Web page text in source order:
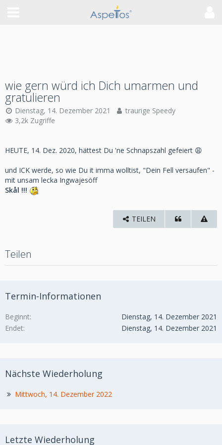
wie gern würd ich Dich umarmen und
gratulieren
Dienstag, 14. Dezember 2021
traurige Speedy
3,2k Zugriffe
HEUTE, 14. Dez. 2020, hättest Du 'ne Schnapszahl gefeiert 😩
und ICK werde, so wie Du it imma wolltist, "Dein Fell versaufen" -
mit unsam lecka Ingwajesöff
Skål !!!
TEILEN
Teilen
Termin-Informationen
Beginnt
Dienstag, 14. Dezember 2021
Endet
Dienstag, 14. Dezember 2021
Nächste Wiederholung
Mittwoch, 14. Dezember 2022
Letzte Wiederholung